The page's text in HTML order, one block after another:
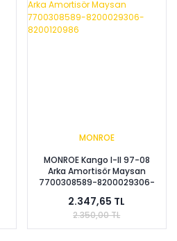
MONROE
MONROE Kango I-II 97-08
Arka Amortisör Maysan
7700308589-8200029306-
2.347,65 TL
2.350,00 TL